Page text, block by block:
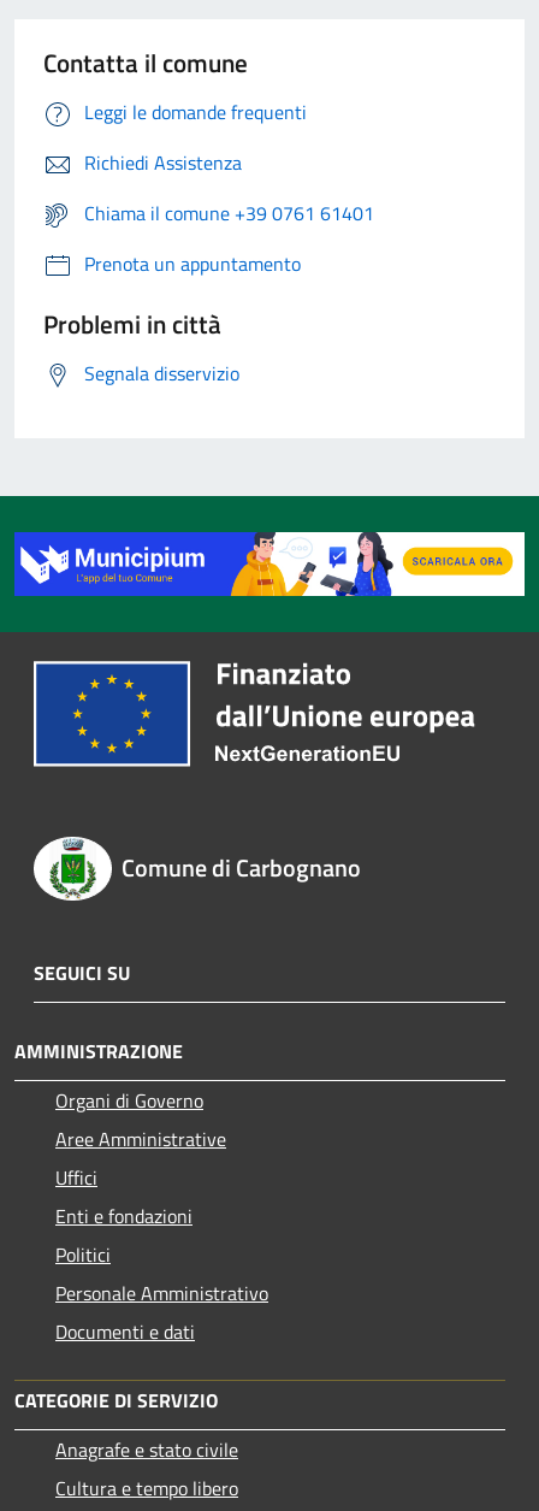
Contatta il comune
Leggi le domande frequenti
Richiedi Assistenza
Chiama il comune +39 0761 61401
Prenota un appuntamento
Problemi in città
Segnala disservizio
Comune di Carbognano
SEGUICI SU
AMMINISTRAZIONE
Organi di Governo
Aree Amministrative
Uffici
Enti e fondazioni
Politici
Personale Amministrativo
Documenti e dati
CATEGORIE DI SERVIZIO
Anagrafe e stato civile
Cultura e tempo libero